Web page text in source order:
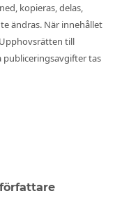
kopieras, delas,
ändras. När innehållet
till
tas